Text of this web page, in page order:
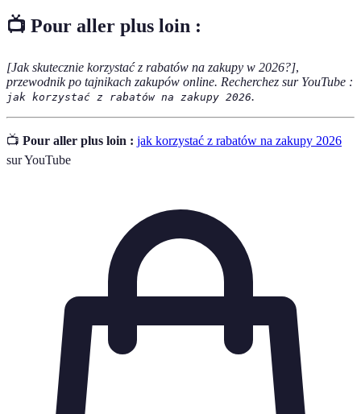
📺 Pour aller plus loin :
[Jak skutecznie korzystać z rabatów na zakupy w 2026?],
przewodnik po tajnikach zakupów online. Recherchez sur YouTube :
jak korzystać z rabatów na zakupy 2026.
📺 Pour aller plus loin : jak korzystać z rabatów na zakupy 2026
sur YouTube